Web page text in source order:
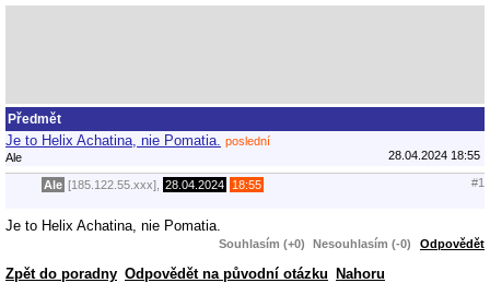
Předmět
Je to Helix Achatina, nie Pomatia.
poslední
Ale
28.04.2024 18:55
Ale [185.122.55.xxx], 28.04.2024 18:55 #1
Je to Helix Achatina, nie Pomatia.
Souhlasím (+0) Nesouhlasím (-0) Odpovědět
Zpět do poradny Odpovědět na původní otázku Nahoru